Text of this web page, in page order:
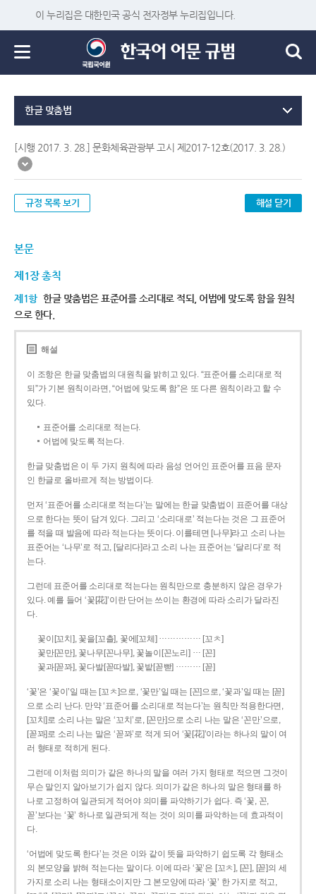
이 누리집은 대한민국 공식 전자정부 누리집입니다.
한글 맞춤법
[시행 2017. 3. 28.] 문화체육관광부 고시 제2017-12호(2017. 3. 28.)
규정 목록 보기 해설 닫기
본문
제1장 총칙
제1항 한글 맞춤법은 표준어를 소리대로 적되, 어법에 맞도록 함을 원칙
으로 한다.
해설
이 조항은 한글 맞춤법의 대원칙을 밝히고 있다. “표준어를 소리대로 적
되”가 기본 원칙이라면, “어법에 맞도록 함”은 또 다른 원칙이라고 할 수
있다.
표준어를 소리대로 적는다.
어법에 맞도록 적는다.
한글 맞춤법은 이 두 가지 원칙에 따라 음성 언어인 표준어를 표음 문자
인 한글로 올바르게 적는 방법이다.
먼저 ‘표준어를 소리대로 적는다’는 말에는 한글 맞춤법이 표준어를 대상
으로 한다는 뜻이 담겨 있다. 그리고 ‘소리대로’ 적는다는 것은 그 표준어
를 적을 때 발음에 따라 적는다는 뜻이다. 이를테면 [나무]라고 소리 나는
표준어는 ‘나무’로 적고, [달리다]라고 소리 나는 표준어는 ‘달리다’로 적
는다.
그런데 표준어를 소리대로 적는다는 원칙만으로 충분하지 않은 경우가
있다. 예를 들어 ‘꽃[花]’이란 단어는 쓰이는 환경에 따라 소리가 달라진
다.
꽃이[꼬치], 꽃을[꼬츨], 꽃에[꼬체] …………… [꼬ㅊ]
꽃만[꼰만], 꽃나무[꼰나무], 꽃놀이[꼰노리] … [꼰]
꽃과[꼳꽈], 꽃다발[꼳따발], 꽃밭[꼳빧] ……… [꼳]
‘꽃’은 ‘꽃이’일 때는 [꼬ㅊ]으로, ‘꽃만’일 때는 [꼰]으로, ‘꽃과’일 때는 [꼳]
으로 소리 난다. 만약 ‘표준어를 소리대로 적는다’는 원칙만 적용한다면,
[꼬치]로 소리 나는 말은 ‘꼬치’로, [꼰만]으로 소리 나는 말은 ‘꼰만’으로,
[꼳꽈]로 소리 나는 말은 ‘꼳꽈’로 적게 되어 ‘꽃[花]’이라는 하나의 말이 여
러 형태로 적히게 된다.
그런데 이처럼 의미가 같은 하나의 말을 여러 가지 형태로 적으면 그것이
무슨 말인지 알아보기가 쉽지 않다. 의미가 같은 하나의 말은 형태를 하
나로 고정하여 일관되게 적어야 의미를 파악하기가 쉽다. 즉 ‘꽃, 꼰,
꼳’보다는 ‘꽃’ 하나로 일관되게 적는 것이 의미를 파악하는 데 효과적이
다.
‘어법에 맞도록 한다’는 것은 이와 같이 뜻을 파악하기 쉽도록 각 형태소
의 본모양을 밝혀 적는다는 말이다. 이에 따라 ‘꽃’은 [꼬ㅊ], [꼰], [꼳]의 세
가지로 소리 나는 형태소이지만 그 본모양에 따라 ‘꽃’ 한 가지로 적고,